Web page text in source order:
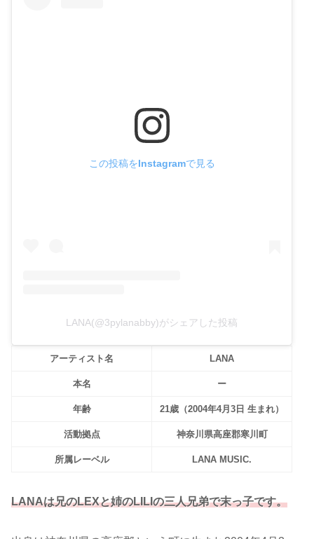
この投稿をInstagramで見る
LANA(@3pylanabby)がシェアした投稿
アーティスト名 LANA
本名 ー
年齢 21歳（2004年4月3日 生まれ）
活動拠点 神奈川県高座郡寒川町
所属レーベル LANA MUSIC.
LANAは兄のLEXと姉のLILIの三人兄弟で末っ子です。